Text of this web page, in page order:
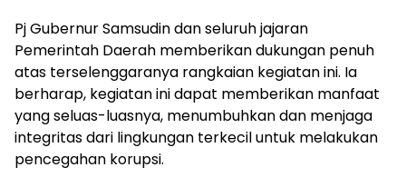
Pj Gubernur Samsudin dan seluruh jajaran
Pemerintah Daerah memberikan dukungan penuh
atas terselenggaranya rangkaian kegiatan ini. Ia
berharap, kegiatan ini dapat memberikan manfaat
yang seluas-luasnya, menumbuhkan dan menjaga
integritas dari lingkungan terkecil untuk melakukan
pencegahan korupsi.